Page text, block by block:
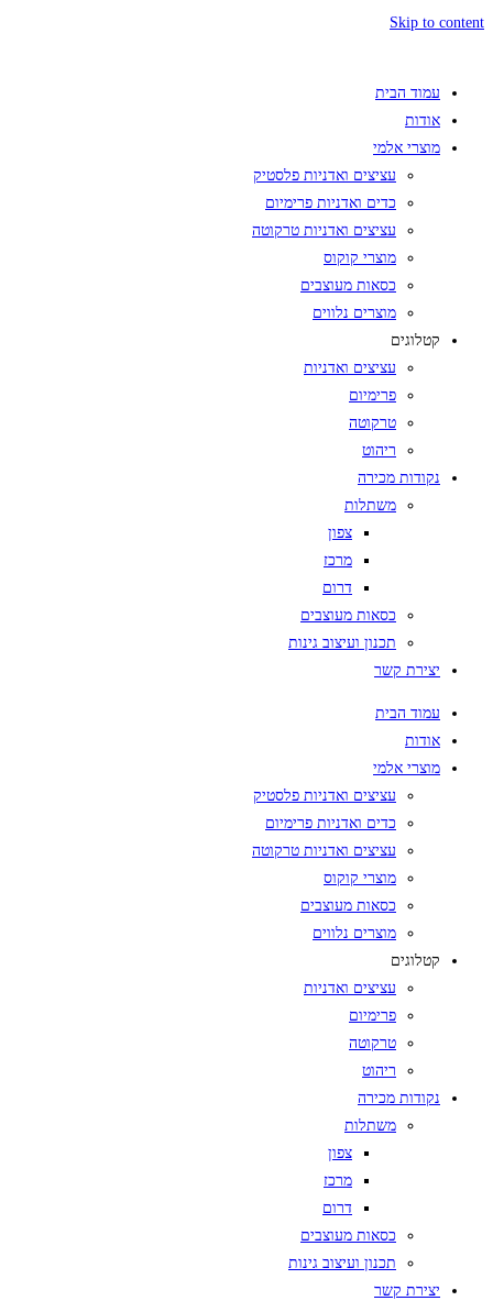
Skip to content
עמוד הבית
אודות
מוצרי אלמי
עציצים ואדניות פלסטיק
כדים ואדניות פרימיום
עציצים ואדניות טרקוטה
מוצרי קוקוס
כסאות מעוצבים
מוצרים נלווים
קטלוגים
עציצים ואדניות
פרימיום
טרקוטה
ריהוט
נקודות מכירה
משתלות
צפון
מרכז
דרום
כסאות מעוצבים
תכנון ועיצוב גינות
יצירת קשר
עמוד הבית
אודות
מוצרי אלמי
עציצים ואדניות פלסטיק
כדים ואדניות פרימיום
עציצים ואדניות טרקוטה
מוצרי קוקוס
כסאות מעוצבים
מוצרים נלווים
קטלוגים
עציצים ואדניות
פרימיום
טרקוטה
ריהוט
נקודות מכירה
משתלות
צפון
מרכז
דרום
כסאות מעוצבים
תכנון ועיצוב גינות
יצירת קשר